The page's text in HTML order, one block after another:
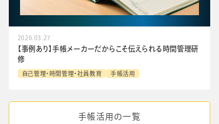
2026.03.27
【事例あり】手帳メーカーだからこそ伝えられる時間管理研
修
自己管理・時間管理・社員教育 手帳活用
手帳活用の一覧